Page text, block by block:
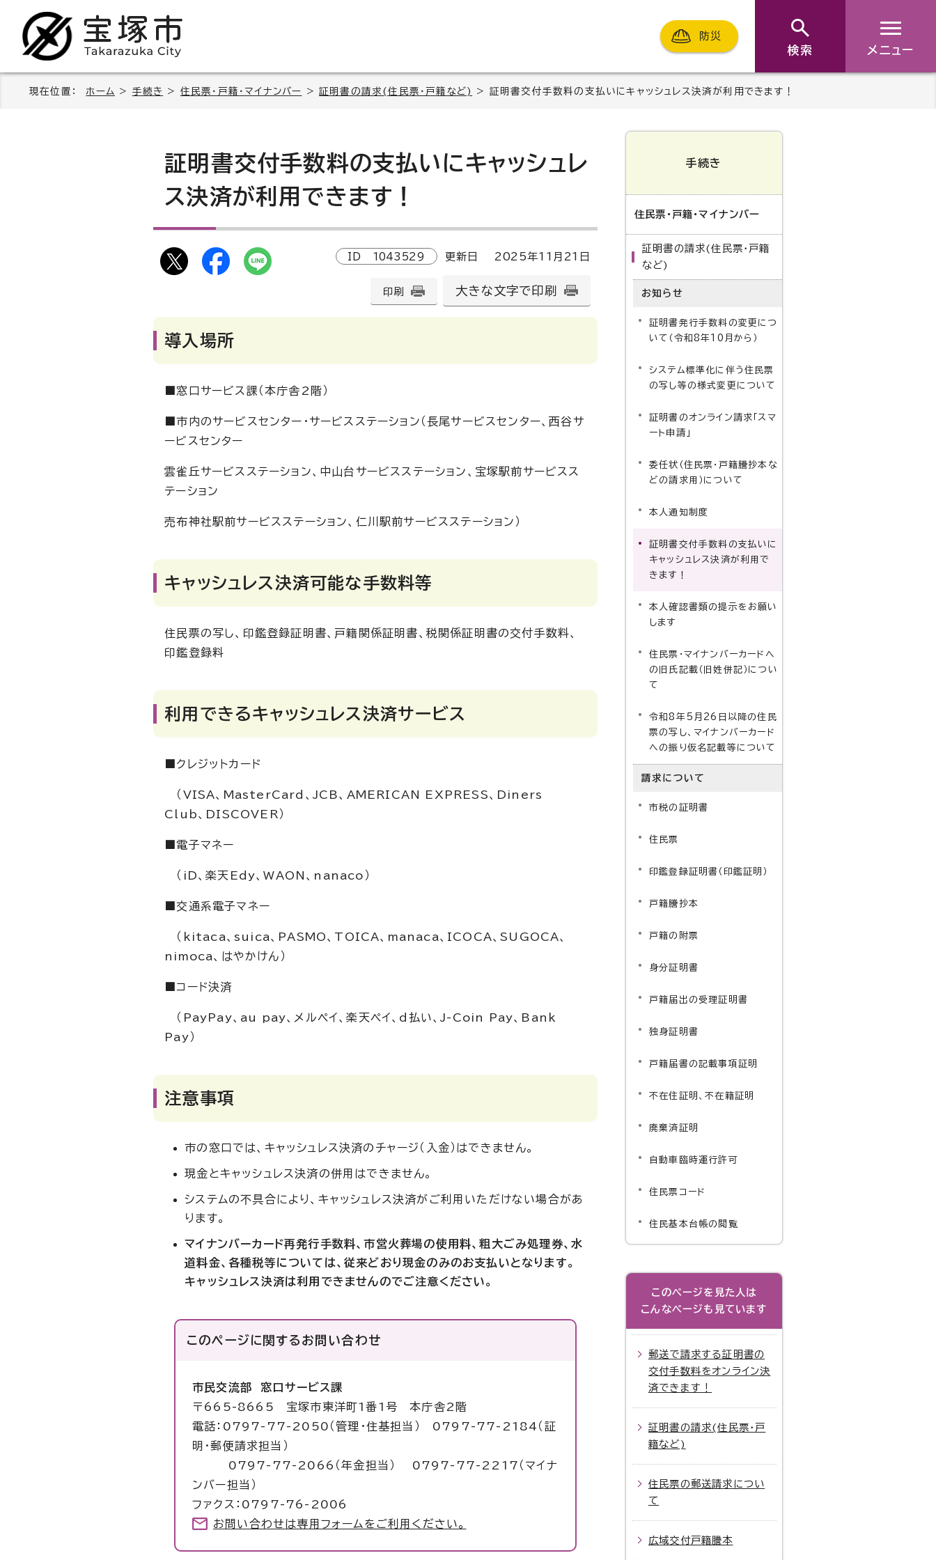
防災
検索 メニュー
現在位置： ホーム > 手続き > 住民票・戸籍・マイナンバー >証明書の請求(住民票・戸籍など) > 証明書交付手数料の支払いにキャッシュレス決済が利用できます！
証明書交付手数料の支払いにキャッシュレ
ス決済が利用できます！
ID 1043529 更新日 2025年11 月 21 日
印刷 大きな文字で印刷
導入場所
■窓口サービス課（本庁舎2階）
■市内のサービスセンター・サービスステーション（長尾サービスセンター、西谷サ
ービスセンター
雲雀丘サービスステーション、中山台サービスステーション、宝塚駅前サービスス
テーション
売布神社駅前サービスステーション、仁川駅前サービスステーション）
キャッシュレス決済可能な手数料等
住民票の写し、印鑑登録証明書、戸籍関係証明書、税関係証明書の交付手数料、
印鑑登録料
利用できるキャッシュレス決済サービス
■クレジットカード
（VISA、MasterCard、JCB、AMERICAN EXPRESS、Diners
Club、DISCOVER）
■電子マネー
（iD、楽天Edy、WAON、nanaco）
■交通系電子マネー
（kitaca、suica、PASMO、TOICA、manaca、ICOCA、SUGOCA、
nimoca、はやかけん）
■コード決済
（PayPay、au pay、メルペイ、楽天ペイ、d払い、J-Coin Pay、Bank
Pay）
注意事項
市の窓口では、キャッシュレス決済のチャージ（入金）はできません。
現金とキャッシュレス決済の併用はできません。
システムの不具合により、キャッシュレス決済がご利用いただけない場合があ
ります。
マイナンバーカード再発行手数料、市営火葬場の使用料、粗大ごみ処理券、水
道料金、各種税等については、従来どおり現金のみのお支払いとなります。
キャッシュレス決済は利用できませんのでご注意ください。
このページに関する お問い合わせ
市民交流部 窓口サービス課
〒665-8665 宝塚市東洋町1番1号 本庁舎2階
電話：0797-77-2050（管理・住基担当） 0797-77-2184（証
明・郵便請求担当）
0797-77-2066（年金担当） 0797-77-2217（マイナ
ンバー担当）
ファクス：0797-76-2006
お問い合わせは専用フォームをご利用ください。
手続き
住民票・戸籍・マイナンバー
証明書の請求(住民票・戸籍
など)
お知らせ
証明書発行手数料の変更につ
いて（令和8年10月から）
システム標準化に伴う住民票
の写し等の様式変更について
証明書のオンライン請求「スマ
ート申請」
委任状（住民票・戸籍謄抄本な
どの請求用）について
本人通知制度
証明書交付手数料の支払いに
キャッシュレス決済が利用で
きます！
本人確認書類の提示をお願い
します
住民票・マイナンバーカードへ
の旧氏記載（旧姓併記）につい
て
令和8年5月26日以降の住民
票の写し、マイナンバーカード
への振り仮名記載等について
請求について
市税の証明書
住民票
印鑑登録証明書（印鑑証明）
戸籍謄抄本
戸籍の附票
身分証明書
戸籍届出の受理証明書
独身証明書
戸籍届書の記載事項証明
不在住証明、不在籍証明
廃棄済証明
自動車臨時運行許可
住民票コード
住民基本台帳の閲覧
このページを見た人は
こんなページも見ています
郵送で請求する証明書の
交付手数料をオンライン決
済できます！
証明書の請求(住民票・戸
籍など)
住民票の郵送請求につい
て
広域交付戸籍謄本